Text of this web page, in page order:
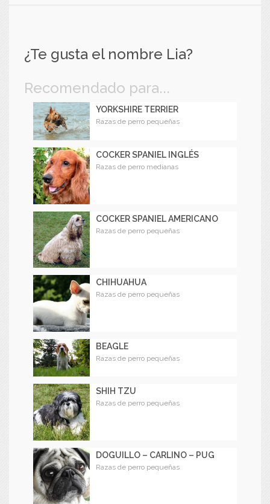
¿Te gusta el nombre Lia?
Recomendado para...
YORKSHIRE TERRIER
Razas de perro pequeñas
COCKER SPANIEL INGLÉS
Razas de perro medianas
COCKER SPANIEL AMERICANO
Razas de perro pequeñas
CHIHUAHUA
Razas de perro pequeñas
BEAGLE
Razas de perro pequeñas
SHIH TZU
Razas de perro pequeñas
DOGUILLO – CARLINO – PUG
Razas de perro pequeñas